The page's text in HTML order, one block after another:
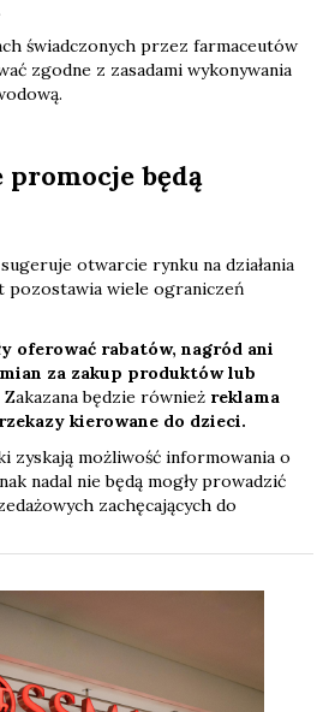
świadczonych przez farmaceutów
zgodne z zasadami wykonywania
będą
otwarcie rynku na działania
wiele ograniczeń
oferować rabatów, nagród ani
za zakup produktów lub
Zakazana będzie również reklama
kierowane do dzieci.
zyskają możliwość informowania o
nadal nie będą mogły prowadzić
zachęcających do